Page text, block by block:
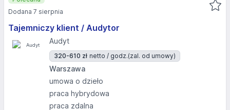
Tajemniczy klient / Audytor
Audyt
320-610 zł netto / godz.(zal. od umowy)
Warszawa
umowa o dzieło
praca hybrydowa
praca zdalna
Dodana 7 sierpnia